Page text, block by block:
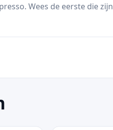
Wees de eerste die zijn